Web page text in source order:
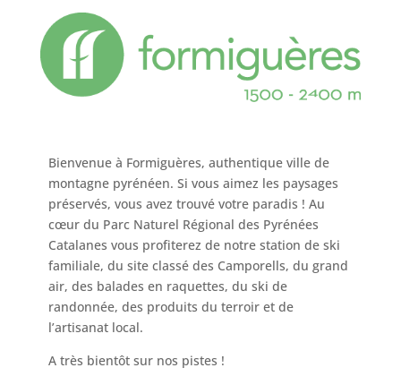
Bienvenue à Formiguères, authentique ville de
montagne pyrénéen. Si vous aimez les paysages
préservés, vous avez trouvé votre paradis ! Au
cœur du Parc Naturel Régional des Pyrénées
Catalanes vous profiterez de notre station de ski
familiale, du site classé des Camporells, du grand
air, des balades en raquettes, du ski de
randonnée, des produits du terroir et de
l’artisanat local.
A très bientôt sur nos pistes !